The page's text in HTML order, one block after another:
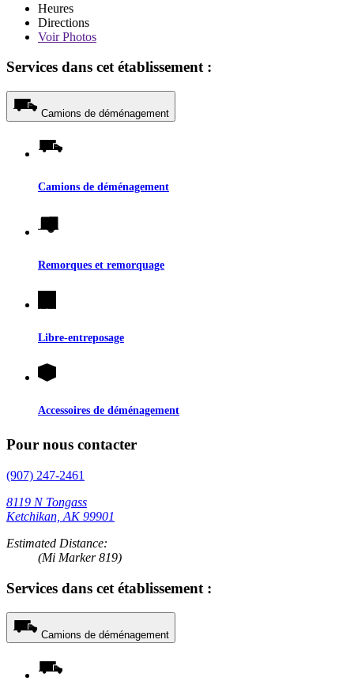
Heures
Directions
VoirPhotos
Services dans cet établissement :
Camions de déménagement
Camions de déménagement
Remorques et remorquage
Libre-entreposage
Accessoires de déménagement
Pour nous contacter
(907) 247-2461
8119 N Tongass
Ketchikan, AK 99901
Estimated Distance:
(Mi Marker 819)
Services dans cet établissement :
Camions de déménagement